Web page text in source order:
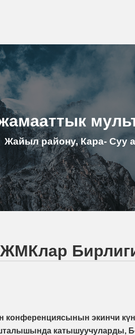
Жайыл району, Кара- Суу
экинчи
катышуучуларды,